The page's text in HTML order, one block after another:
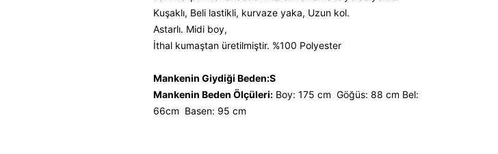
Kuşaklı, Beli lastikli, kurvaze yaka, Uzun kol.
Astarlı. Midi boy,
İthal kumaştan üretilmiştir. %100 Polyester
Mankenin Giydiği Beden:S
Mankenin Beden Ölçüleri: Boy: 175 cm Göğüs: 88 cm Bel:
66cm Basen: 95 cm